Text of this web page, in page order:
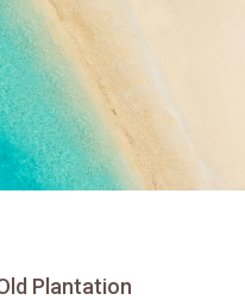
Plantation